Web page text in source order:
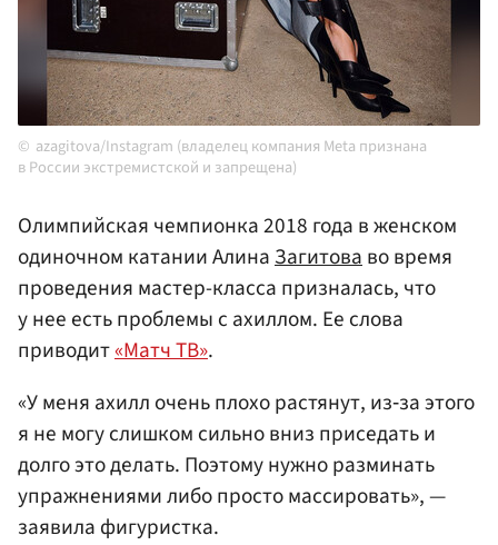
azagitova/Instagram (владелец компания Meta признана
в России экстремистской и запрещена)
Олимпийская чемпионка 2018 года в женском
одиночном катании АлинаЗагитоваво время
проведения мастер-класса призналась, что
у нее есть проблемы с ахиллом. Ее слова
приводит«Матч ТВ».
«У меня ахилл очень плохо растянут, из‑за этого
я не могу слишком сильно вниз приседать и
долго это делать. Поэтому нужно разминать
упражнениями либо просто массировать», —
заявила фигуристка.